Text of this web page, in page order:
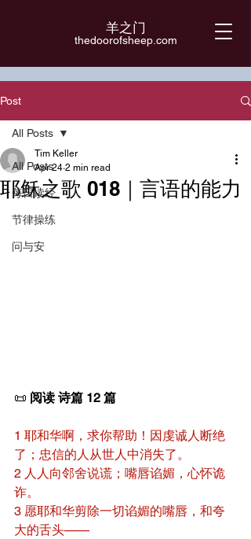
羊之门
​thedoorofsheep.com
Post
All Posts
每日读经
节律操练
问与安
All Posts
耶稣之歌 018｜言语的能力
Tim Keller
Apr 24 2 min read
📜 阅读 诗篇 12 篇
1 耶和华啊，求你帮助！因虔诚人断绝
了；忠信的人从世人中消失了。
2 人人向邻舍说谎；嘴唇谄媚，心怀诡
诈。
3 愿耶和华剪除一切谄媚的嘴唇，和夸
大的舌头——